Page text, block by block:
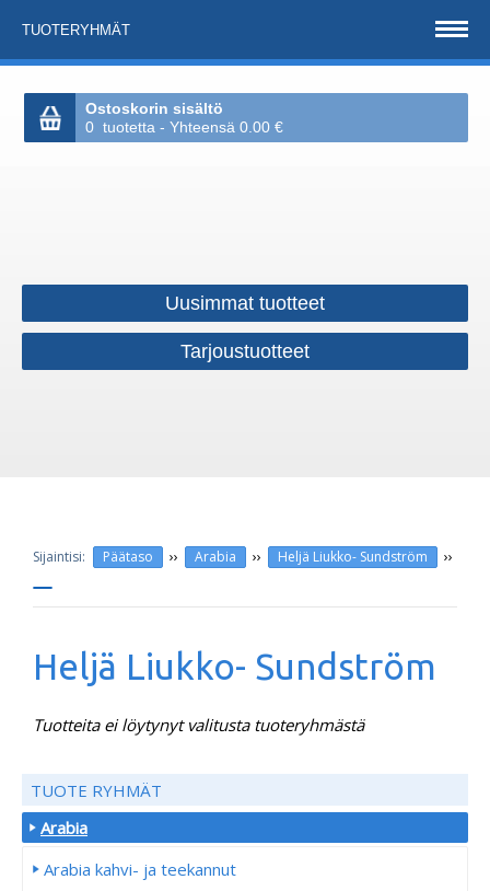
TUOTERYHMÄT
Ostoskorin sisältö
0 tuotetta - Yhteensä 0.00 €
Uusimmat tuotteet
Tarjoustuotteet
Päätaso ›› Arabia ›› Heljä Liukko- Sundström ››
Heljä Liukko- Sundström
Tuotteita ei löytynyt valitusta tuoteryhmästä
TUOTE RYHMÄT
Arabia
Arabia kahvi- ja teekannut